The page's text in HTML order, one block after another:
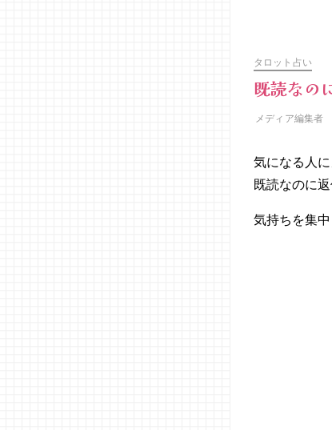
タロット占い
既読なの
メディア編集者
気になる人
既読なのに
気持ちを集